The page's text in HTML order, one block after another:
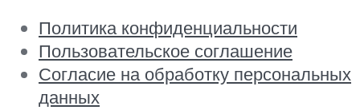
Политика конфиденциальности
Пользовательское соглашение
Согласие на обработку персональных
данных